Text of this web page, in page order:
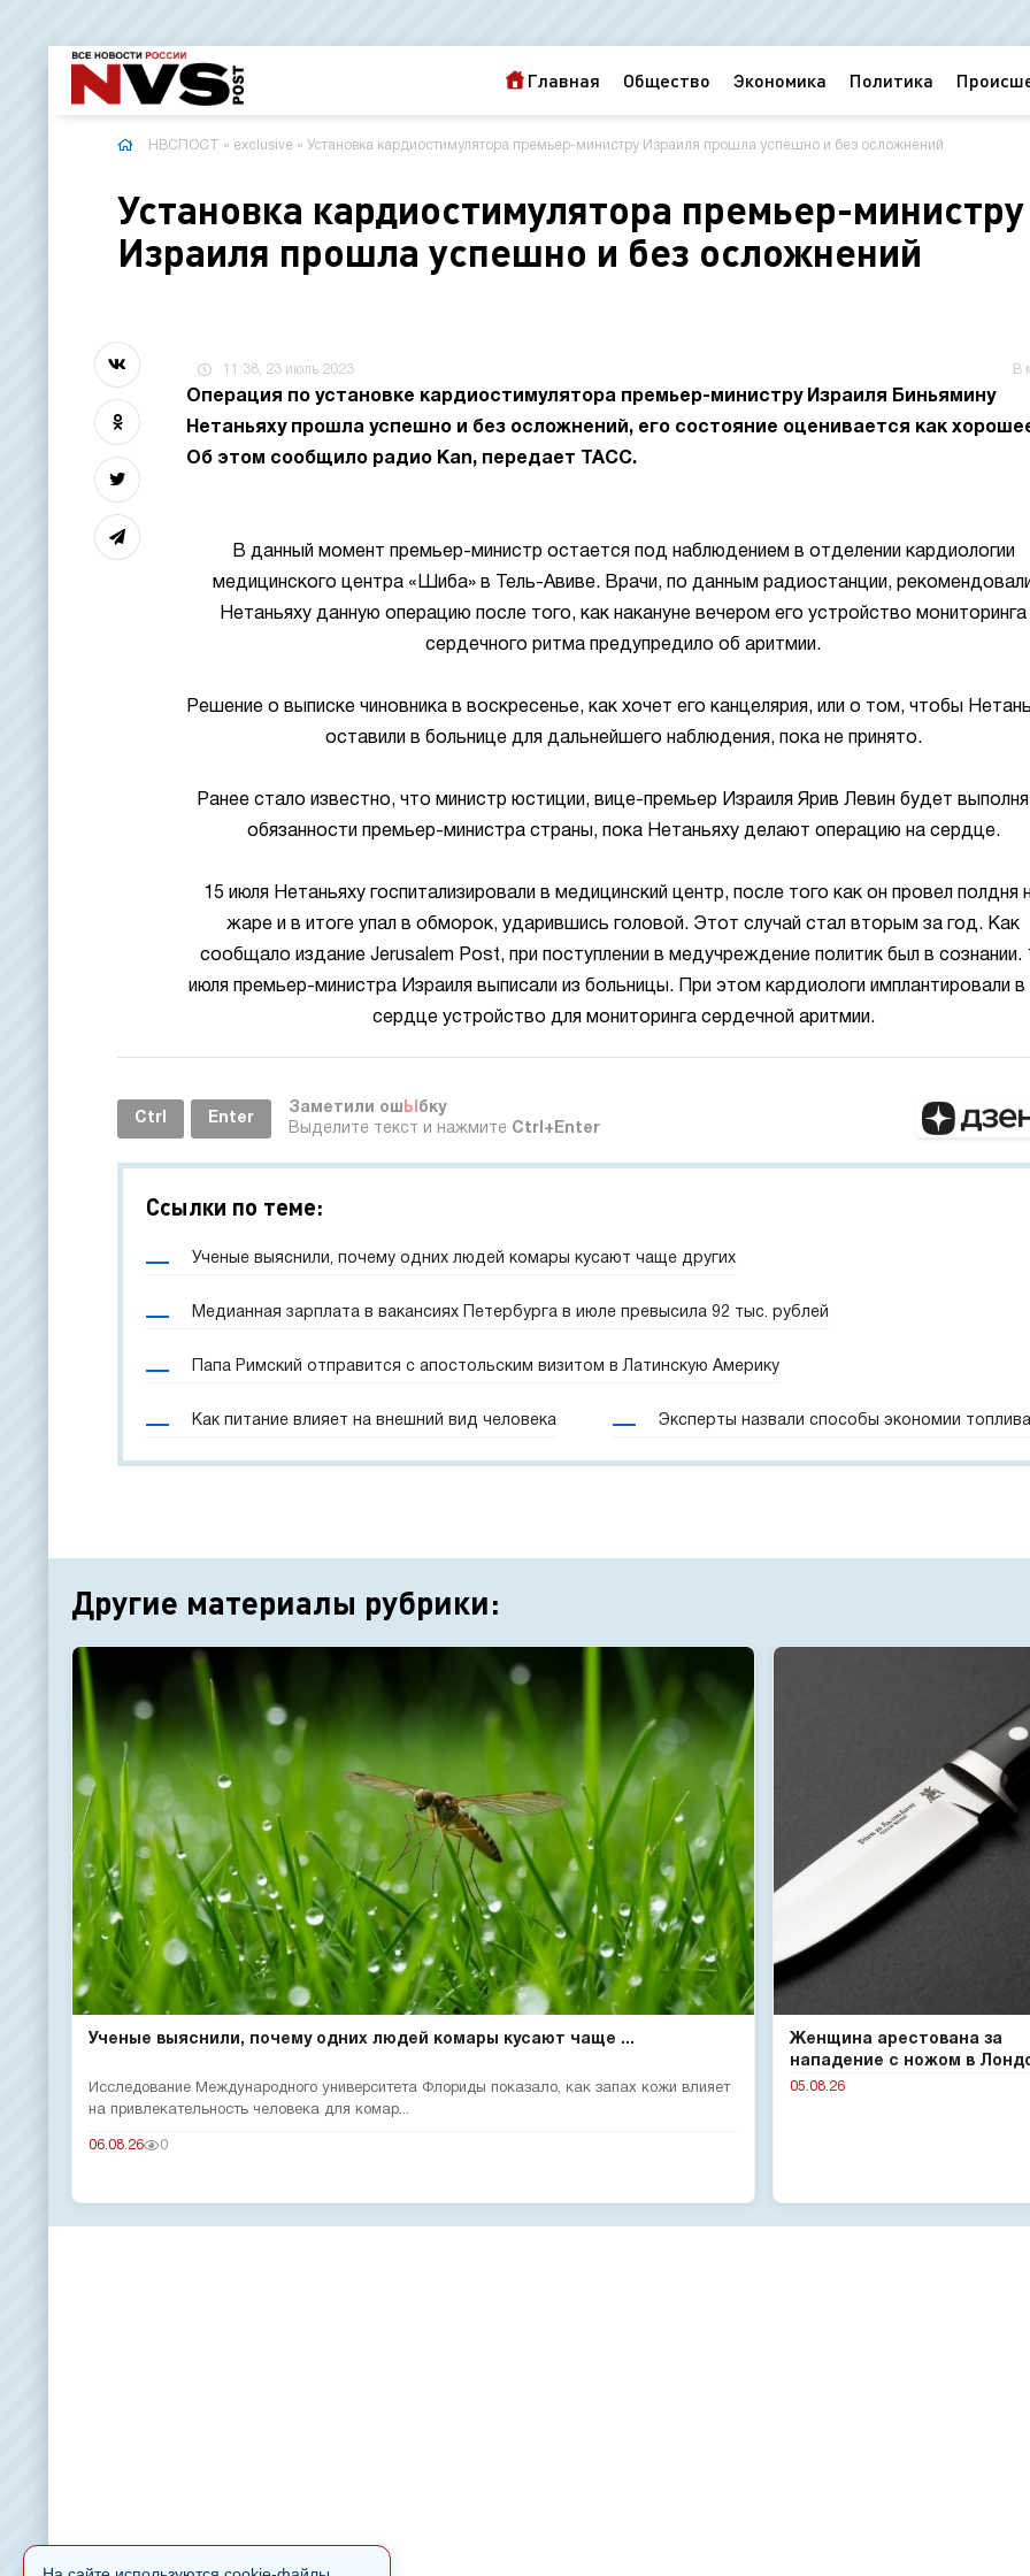
Главная Общество Экономика Политика
НВСПОСТ » exclusive » Установка кардиостимулятора премьер-министру Израиля прошла успешно и без осложнений
Установка кардиостимулятора премьер-министру
Израиля прошла успешно и без осложнений
11:38, 23 июль 2023 В
Операция по установке кардиостимулятора премьер-министру Израиля Биньямину
Нетаньяху прошла успешно и без осложнений, его состояние оценивается как
Об этом сообщило радио Kan, передает ТАСС.
В данный момент премьер-министр остается под наблюдением в отделении кардиологии
медицинского центра «Шиба» в Тель-Авиве. Врачи, по данным радиостанции,
Нетаньяху данную операцию после того, как накануне вечером его устройство мониторинга
сердечного ритма предупредило об аритмии.
Решение о выписке чиновника в воскресенье, как хочет его канцелярия, или о том, чтобы
оставили в больнице для дальнейшего наблюдения, пока не принято.
Ранее стало известно, что министр юстиции, вице-премьер Израиля Ярив Левин будет
обязанности премьер-министра страны, пока Нетаньяху делают операцию на сердце.
15 июля Нетаньяху госпитализировали в медицинский центр, после того как он провел полдня
жаре и в итоге упал в обморок, ударившись головой. Этот случай стал вторым за год. Как
сообщало издание Jerusalem Post, при поступлении в медучреждение политик был в сознании.
июля премьер-министра Израиля выписали из больницы. При этом кардиологи имплантировали в
сердце устройство для мониторинга сердечной аритмии.
Ctrl Enter
Заметили ош Ы бку
Выделите текст и нажмите Ctrl+Enter
Ссылки по теме:
Ученые выяснили, почему одних людей комары кусают чаще других
Медианная зарплата в вакансиях Петербурга в июле превысила 92 тыс. рублей
Папа Римский отправится с апостольским визитом в Латинскую Америку
Как питание влияет на внешний вид человека Эксперты назвали способы экономии топлива
Другие материалы рубрики:
Ученые выяснили, почему одних людей комары кусают чаще ...
Исследование Международного университета Флориды показало, как запах кожи влияет
на привлекательность человека для комар...
06.08.26 0
Женщина арестована за
нападение с ножом в
05.08.26